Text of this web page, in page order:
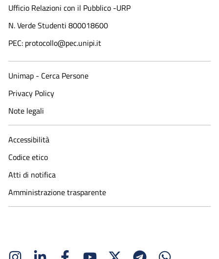
Ufficio Relazioni con il Pubblico -URP
N. Verde Studenti 800018600​
PEC: protocollo@pec.unipi.it
Unimap - Cerca Persone
Privacy Policy
Note legali
Accessibilità
Codice etico
Atti di notifica
Amministrazione trasparente